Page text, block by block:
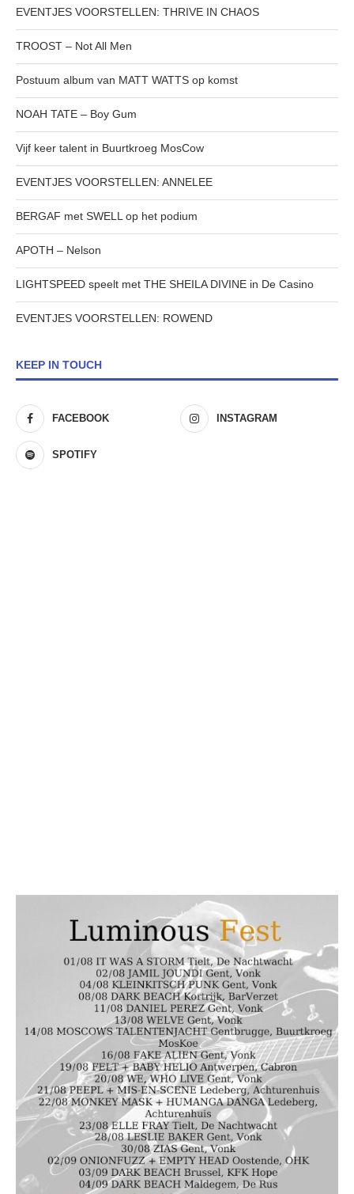
EVENTJES VOORSTELLEN: THRIVE IN CHAOS
TROOST – Not All Men
Postuum album van MATT WATTS op komst
NOAH TATE – Boy Gum
Vijf keer talent in Buurtkroeg MosCow
EVENTJES VOORSTELLEN: ANNELEE
BERGAF met SWELL op het podium
APOTH – Nelson
LIGHTSPEED speelt met THE SHEILA DIVINE in De Casino
EVENTJES VOORSTELLEN: ROWEND
KEEP IN TOUCH
FACEBOOK INSTAGRAM
SPOTIFY